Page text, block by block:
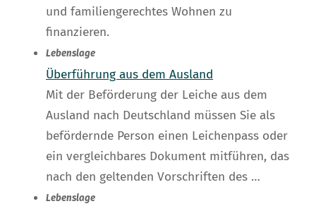
und familiengerechtes Wohnen zu
finanzieren.
Lebenslage
Überführung aus dem Ausland
Mit der Beförderung der Leiche aus dem
Ausland nach Deutschland müssen Sie als
befördernde Person einen Leichenpass oder
ein vergleichbares Dokument mitführen, das
nach den geltenden Vorschriften des …
Lebenslage